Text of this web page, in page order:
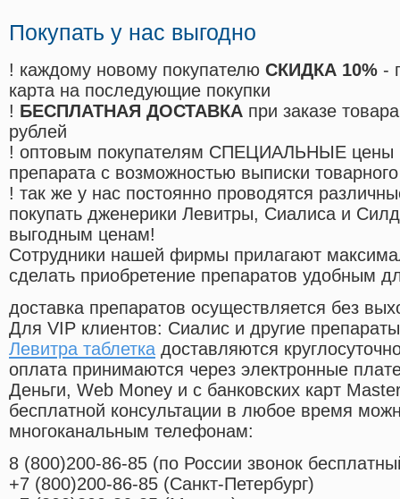
Покупать у нас выгодно
! каждому новому покупателю СКИДКА 10% -
карта на последующие покупки
! БЕСПЛАТНАЯ ДОСТАВКА при заказе
рублей
! оптовым покупателям СПЕЦИАЛЬНЫЕ цены
препарата с возможностью выписки
! так же у нас постоянно проводятся
покупать дженерики Левитры, Сиалиса и
выгодным ценам!
Cотрудники нашей фирмы прилагают
сделать приобретение препаратов удобным
доставка препаратов осуществляется без
Для VIP клиентов: Сиалис и другие
Левитра таблетка доставляются
оплата принимаются через электронные
Деньги, Web Money и с банковских карт
бесплатной консультации в любое время
многоканальным телефонам:
8 (800)200-86-85 (по России звонок
+7 (800)200-86-85 (Санкт-Петербург)